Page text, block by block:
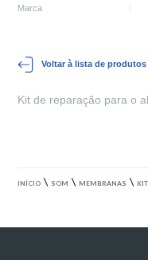
Marca
Voltar à lista de produtos
Kit de reparação para o
INÍCIO \ SOM \ MEMBRANAS \